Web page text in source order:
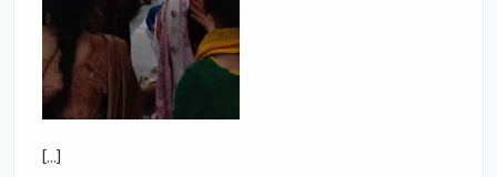
[…]